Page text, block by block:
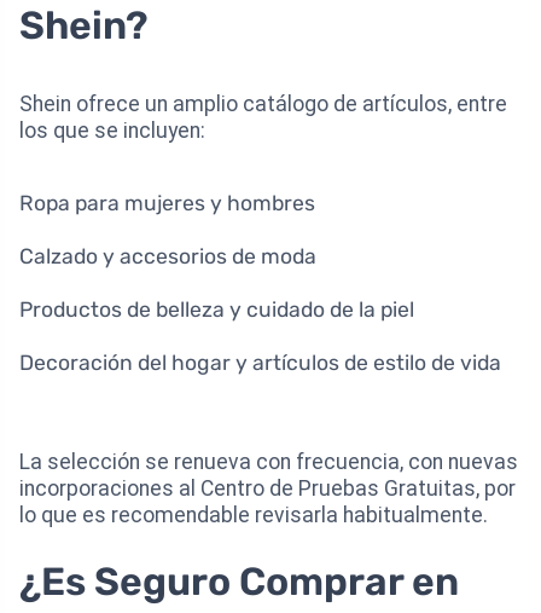
Shein?
Shein ofrece un amplio catálogo de artículos, entre
los que se incluyen:
Ropa para mujeres y hombres
Calzado y accesorios de moda
Productos de belleza y cuidado de la piel
Decoración del hogar y artículos de estilo de vida
La selección se renueva con frecuencia, con nuevas
incorporaciones al Centro de Pruebas Gratuitas, por
lo que es recomendable revisarla habitualmente.
¿Es Seguro Comprar en